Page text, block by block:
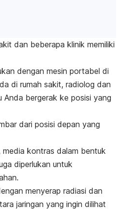
dan beberapa klinik memiliki
dengan mesin portabel di
di rumah sakit, radiolog dan
Anda bergerak ke posisi yang
dari posisi depan yang
media kontras dalam bentuk
diperlukan untuk
menyerap radiasi dan
jaringan yang ingin dilihat